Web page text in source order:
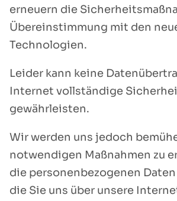
erneuern die
Übereinstimmung mit den
Technologien.
Leider kann keine
Internet vollständige
gewährleisten.
Wir werden uns jedoch
notwendigen Maßnahmen zu
die personenbezogenen
die Sie uns über unsere